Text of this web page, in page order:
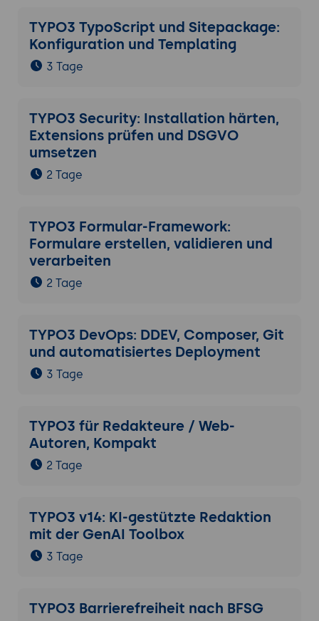
TYPO3 TypoScript und Sitepackage:
Konfiguration und Templating
3 Tage
TYPO3 Security: Installation härten,
Extensions prüfen und DSGVO
umsetzen
2 Tage
TYPO3 Formular-Framework:
Formulare erstellen, validieren und
verarbeiten
2 Tage
TYPO3 DevOps: DDEV, Composer, Git
und automatisiertes Deployment
3 Tage
TYPO3 für Redakteure / Web-
Autoren, Kompakt
2 Tage
TYPO3 v14: KI-gestützte Redaktion
mit der GenAI Toolbox
3 Tage
TYPO3 Barrierefreiheit nach BFSG